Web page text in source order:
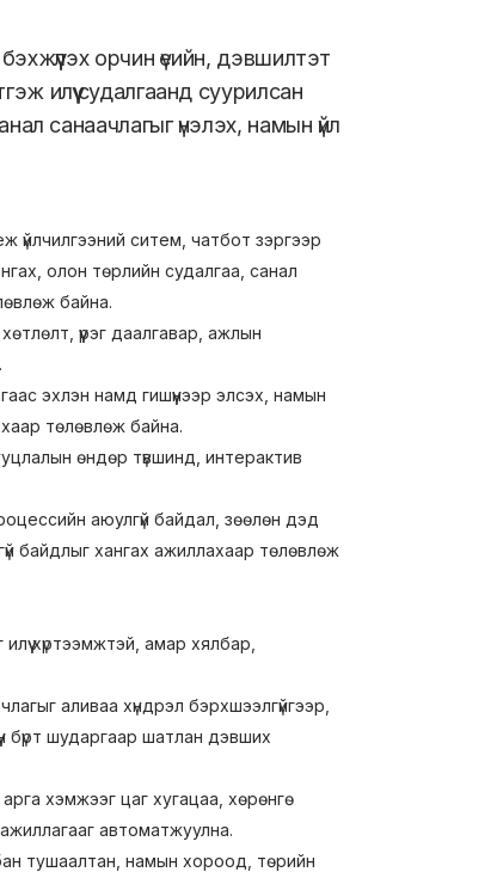
орчин үеийн, дэвшилтэт
илүү судалгаанд суурилсан
санаачлагыг үнэлэх, намын үйл
үйлчилгээний ситем, чатбот зэргээр
олон төрлийн судалгаа, санал
байна.
үүрэг даалгавар, ажлын
эхлэн намд гишүүнээр элсэх, намын
төлөвлөж байна.
өндөр түвшинд, интерактив
аюулгүй байдал, зөөлөн дэд
байдлыг хангах ажиллахаар төлөвлөж
хүртээмжтэй, амар хялбар,
аливаа хүндрэл бэрхшээлгүйгээр,
бүрт шударгаар шатлан дэвших
хэмжээг цаг хугацаа, хөрөнгө
автоматжуулна.
тушаалтан, намын хороод, төрийн